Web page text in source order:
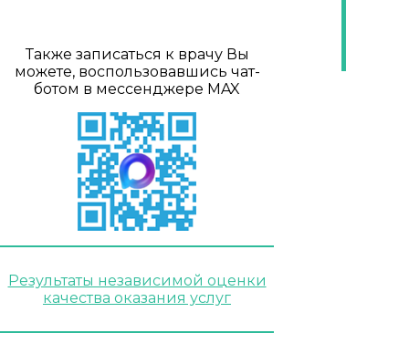
Также записаться к врачу Вы
можете, воспользовавшись чат-
ботом в мессенджере MAX
Результаты независимой оценки
качества оказания услуг